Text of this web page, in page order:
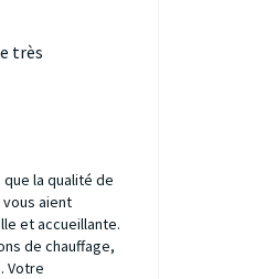
très
la qualité de
aient
et accueillante.
de chauffage,
Votre